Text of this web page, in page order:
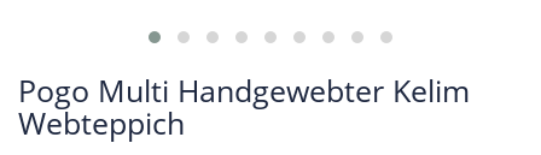
Pogo Multi Handgewebter Kelim
Webteppich